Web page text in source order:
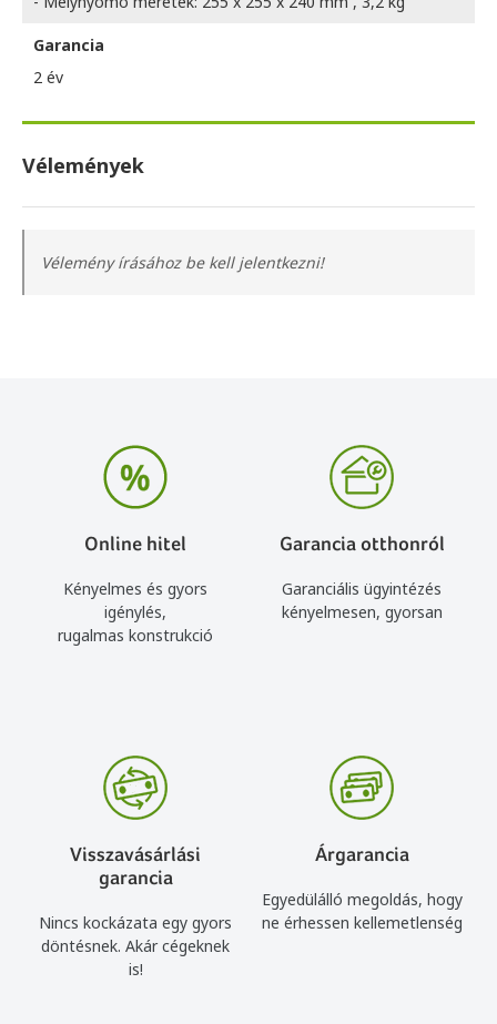
Garancia
2 év
Vélemények
Vélemény írásához be kell jelentkezni!
Online hitel
Kényelmes és gyors
igénylés,
rugalmas konstrukció
Garancia otthonról
Garanciális ügyintézés
kényelmesen, gyorsan
Visszavásárlási
garancia
Nincs kockázata egy gyors
döntésnek. Akár cégeknek
is!
Árgarancia
Egyedülálló megoldás, hogy
ne érhessen kellemetlenség